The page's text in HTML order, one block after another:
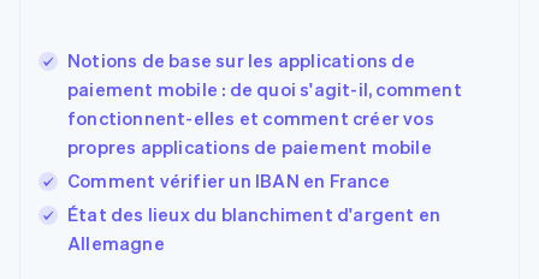
Notions de base sur les applications de
paiement mobile : de quoi s'agit-il, comment
fonctionnent-elles et comment créer vos
propres applications de paiement mobile
Comment vérifier un IBAN en France
État des lieux du blanchiment d'argent en
Allemagne
Finlande
EnglishSvenska
France
Gibraltar
English
Grèce
Hongrie